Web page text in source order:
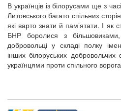
В українців із білорусами ще з
Литовського багато спільних
які варто знати й пам’ятати. І як
БНР боролися з більшовиками,
добровольці у складі полку
інших білоруських
українцями проти спільного